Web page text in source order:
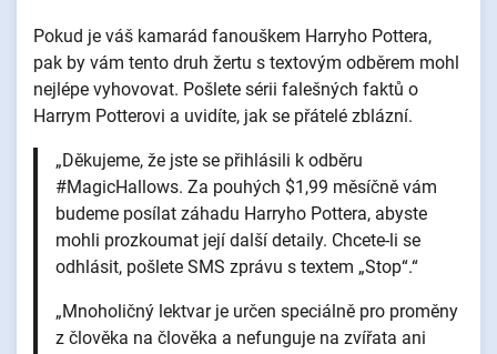
Pokud je váš kamarád fanouškem Harryho Pottera,
pak by vám tento druh žertu s textovým odběrem mohl
nejlépe vyhovovat. Pošlete sérii falešných faktů o
Harrym Potterovi a uvidíte, jak se přátelé zblázní.
„Děkujeme, že jste se přihlásili k odběru
#MagicHallows. Za pouhých $1,99 měsíčně vám
budeme posílat záhadu Harryho Pottera, abyste
mohli prozkoumat její další detaily. Chcete-li se
odhlásit, pošlete SMS zprávu s textem „Stop“.“
„Mnoholičný lektvar je určen speciálně pro proměny
z člověka na člověka a nefunguje na zvířata ani